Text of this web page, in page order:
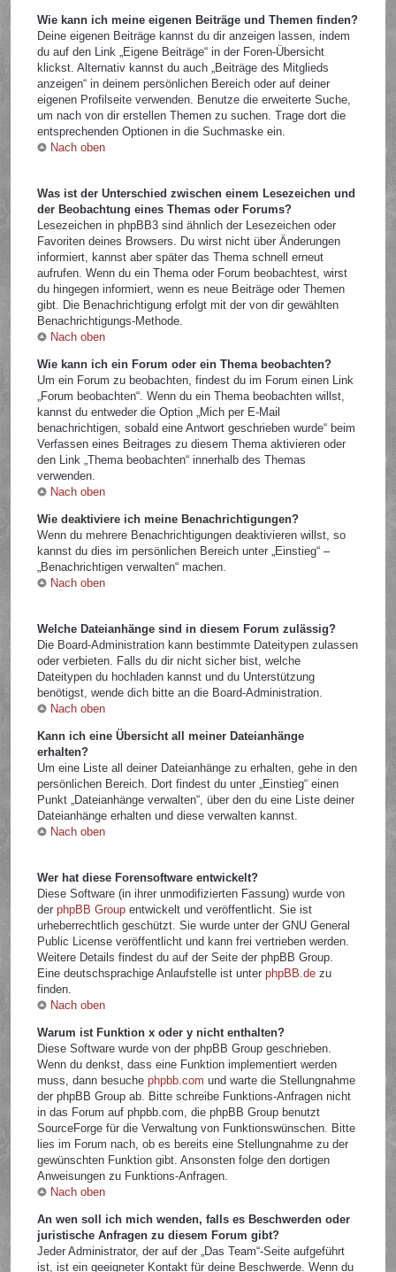
Wie kann ich meine eigenen Beiträge und Themen finden?
Deine eigenen Beiträge kannst du dir anzeigen lassen, indem
du auf den Link „Eigene Beiträge“ in der Foren-Übersicht
klickst. Alternativ kannst du auch „Beiträge des Mitglieds
anzeigen“ in deinem persönlichen Bereich oder auf deiner
eigenen Profilseite verwenden. Benutze die erweiterte Suche,
um nach von dir erstellen Themen zu suchen. Trage dort die
entsprechenden Optionen in die Suchmaske ein.
Nach oben
Was ist der Unterschied zwischen einem Lesezeichen und
der Beobachtung eines Themas oder Forums?
Lesezeichen in phpBB3 sind ähnlich der Lesezeichen oder
Favoriten deines Browsers. Du wirst nicht über Änderungen
informiert, kannst aber später das Thema schnell erneut
aufrufen. Wenn du ein Thema oder Forum beobachtest, wirst
du hingegen informiert, wenn es neue Beiträge oder Themen
gibt. Die Benachrichtigung erfolgt mit der von dir gewählten
Benachrichtigungs-Methode.
Nach oben
Wie kann ich ein Forum oder ein Thema beobachten?
Um ein Forum zu beobachten, findest du im Forum einen Link
„Forum beobachten“. Wenn du ein Thema beobachten willst,
kannst du entweder die Option „Mich per E-Mail
benachrichtigen, sobald eine Antwort geschrieben wurde“ beim
Verfassen eines Beitrages zu diesem Thema aktivieren oder
den Link „Thema beobachten“ innerhalb des Themas
verwenden.
Nach oben
Wie deaktiviere ich meine Benachrichtigungen?
Wenn du mehrere Benachrichtigungen deaktivieren willst, so
kannst du dies im persönlichen Bereich unter „Einstieg“ –
„Benachrichtigen verwalten“ machen.
Nach oben
Welche Dateianhänge sind in diesem Forum zulässig?
Die Board-Administration kann bestimmte Dateitypen zulassen
oder verbieten. Falls du dir nicht sicher bist, welche
Dateitypen du hochladen kannst und du Unterstützung
benötigst, wende dich bitte an die Board-Administration.
Nach oben
Kann ich eine Übersicht all meiner Dateianhänge
erhalten?
Um eine Liste all deiner Dateianhänge zu erhalten, gehe in den
persönlichen Bereich. Dort findest du unter „Einstieg“ einen
Punkt „Dateianhänge verwalten“, über den du eine Liste deiner
Dateianhänge erhalten und diese verwalten kannst.
Nach oben
Wer hat diese Forensoftware entwickelt?
Diese Software (in ihrer unmodifizierten Fassung) wurde von
derphpBB Group entwickelt und veröffentlicht. Sie ist
urheberrechtlich geschützt. Sie wurde unter der GNU General
Public License veröffentlicht und kann frei vertrieben werden.
Weitere Details findest du auf der Seite der phpBB Group.
Eine deutschsprachige Anlaufstelle ist unterphpBB.de zu
finden.
Nach oben
Warum ist Funktion x oder y nicht enthalten?
Diese Software wurde von der phpBB Group geschrieben.
Wenn du denkst, dass eine Funktion implementiert werden
muss, dann besuchephpbb.com und warte die Stellungnahme
der phpBB Group ab. Bitte schreibe Funktions-Anfragen nicht
in das Forum auf phpbb.com, die phpBB Group benutzt
SourceForge für die Verwaltung von Funktionswünschen. Bitte
lies im Forum nach, ob es bereits eine Stellungnahme zu der
gewünschten Funktion gibt. Ansonsten folge den dortigen
Anweisungen zu Funktions-Anfragen.
Nach oben
An wen soll ich mich wenden, falls es Beschwerden oder
juristische Anfragen zu diesem Forum gibt?
Jeder Administrator, der auf der „Das Team“-Seite aufgeführt
ist, ist ein geeigneter Kontakt für deine Beschwerde. Wenn du